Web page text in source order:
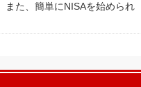
また、簡単にNISAを始められ